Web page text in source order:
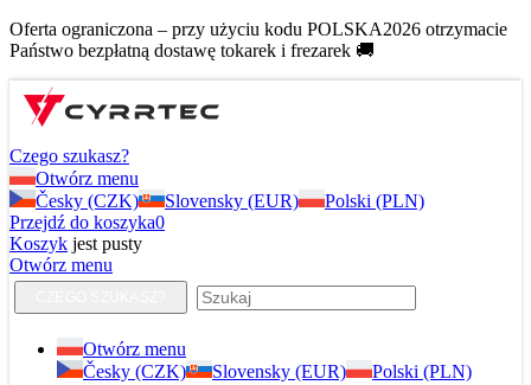
Oferta ograniczona – przy użyciu kodu POLSKA2026 otrzymacie
Państwo bezpłatną dostawę tokarek i frezarek 🚚
Czego szukasz?
Otwórz menu
Česky (CZK)
Slovensky (EUR)
Polski (PLN)
Przejdź do koszyka0
Koszyk jest pusty
Otwórz menu
Otwórz menu
Česky (CZK)
Slovensky (EUR) Polski (PLN)